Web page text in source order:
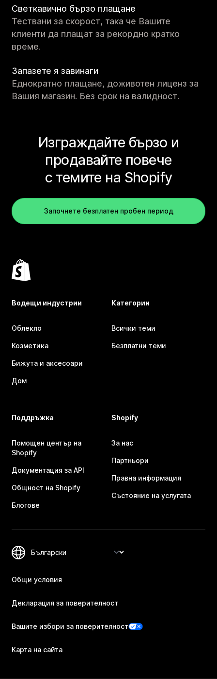
Светкавично бързо плащане
Тествани за скорост, така че Вашите
клиенти да плащат за рекордно кратко
време.
Запазете я завинаги
Еднократно плащане, доживотен лиценз за
Вашия магазин. Без срок на валидност.
Изграждайте бързо и
продавайте повече
с темите на Shopify
Започнете безплатен пробен период
Водещи индустрии
Облекло
Козметика
Бижута и аксесоари
Дом
Категории
Всички теми
Безплатни теми
Поддръжка
Помощен център на
Shopify
Документация за API
Общност на Shopify
Блогове
Shopify
За нас
Партньори
Правна информация
Състояние на услугата
Общи условия
Декларация за поверителност
Вашите избори за поверителност
Карта на сайта